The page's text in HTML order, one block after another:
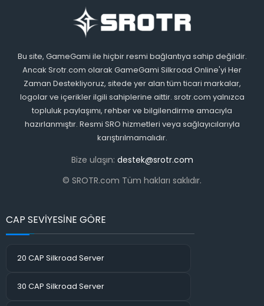
Bu site, GameGami ile hiçbir resmi bağlantıya sahip değildir.
Ancak Srotr.com olarak GameGami Silkroad Online'yi Her
Zaman Destekliyoruz, sitede yer alan tüm ticari markalar,
logolar ve içerikler ilgili sahiplerine aittir. srotr.com yalnızca
topluluk paylaşımı, rehber ve bilgilendirme amacıyla
hazırlanmıştır. Resmi SRO hizmetleri veya sağlayıcılarıyla
karıştırılmamalıdır.
Bize ulaşın: destek@srotr.com
© SROTR.com Tüm hakları saklıdır.
CAP SEVİYESİNE GÖRE
20 CAP Silkroad Server
30 CAP Silkroad Server